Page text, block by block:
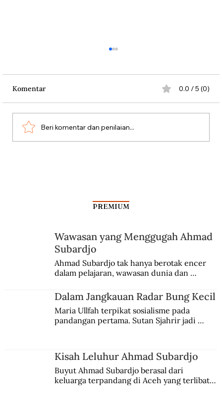
Komentar 0.0 / 5 (0)
Beri komentar dan penilaian...
PREMIUM
Wawasan yang Menggugah Ahmad
Subardjo
Ahmad Subardjo tak hanya berotak encer
dalam pelajaran, wawasan dunia dan
Jules Verne, Multatuli, hingga Sun Yat-sen.
Dalam Jangkauan Radar Bung Kecil
Maria Ullfah terpikat sosialisme pada
pandangan pertama. Sutan Sjahrir jadi
Kisah Leluhur Ahmad Subardjo
Buyut Ahmad Subardjo berasal dari
keluarga terpandang di Aceh yang terlibat